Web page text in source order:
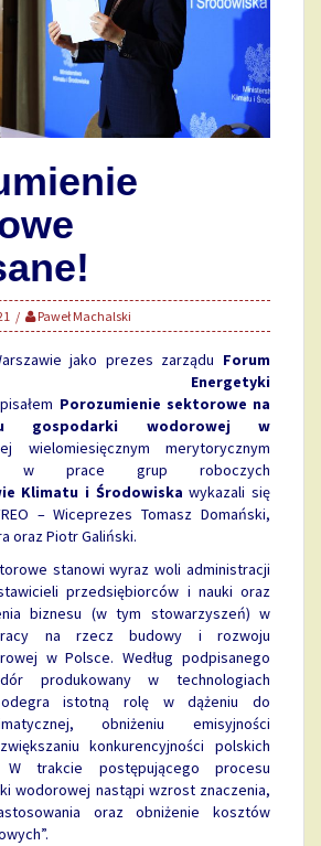
Paweł Machalski
jako prezes zarządu Forum
Energetyki
Porozumienie sektorowe na
gospodarki wodorowej w
wielomiesięcznym merytorycznym
w prace grup roboczych
Klimatu i Środowiska wykazali się
– Wiceprezes Tomasz Domański,
oraz Piotr Galiński.
stanowi wyraz woli administracji
przedsiębiorców i nauki oraz
biznesu (w tym stowarzyszeń) w
na rzecz budowy i rozwoju
w Polsce. Według podpisanego
produkowany w technologiach
odegra istotną rolę w dążeniu do
obniżeniu emisyjności
konkurencyjności polskich
W trakcie postępującego procesu
wodorowej nastąpi wzrost znaczenia,
oraz obniżenie kosztów